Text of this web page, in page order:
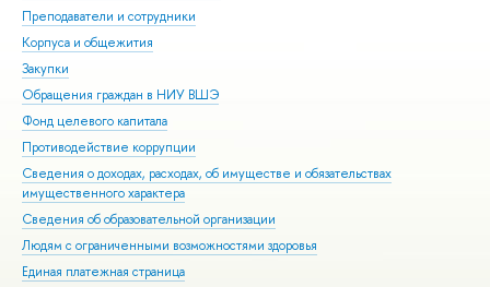
Преподаватели и сотрудники
Корпуса и общежития
Закупки
Обращения граждан в НИУ ВШЭ
Фонд целевого капитала
Противодействие коррупции
Сведения о доходах, расходах, об имуществе и обязательствах
имущественного характера
Сведения об образовательной организации
Людям с ограниченными возможностями здоровья
Единая платежная страница